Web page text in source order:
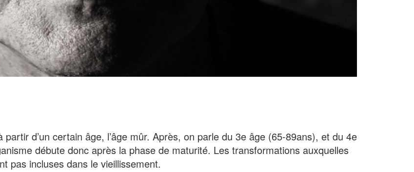
d’un certain âge, l’âge mûr. Après, on parle du 3e âge (65-89ans), et du 4e
débute donc après la phase de maturité. Les transformations auxquelles
pas incluses dans le vieillissement.